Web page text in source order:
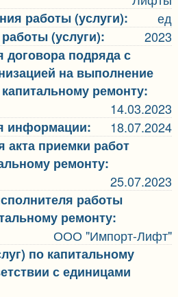
работы (услуги):
ед
(услуги):
2023
договора подряда с
на выполнение
ремонту:
14.03.2023
информации:
18.07.2024
акта приемки работ
ремонту:
25.07.2023
работы
ремонту:
ООО "Импорт-Лифт"
по капитальному
с единицами